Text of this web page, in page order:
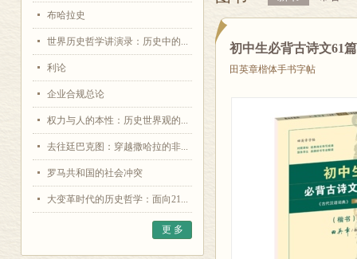
布哈拉史
世界历史哲学讲演录：历史中的...
利论
企业合规总论
权力与人的本性：历史世界观的...
去往廷巴克图：穿越撒哈拉的非...
罗马共和国的社会冲突
大变革时代的历史哲学：面向21...
更 多
初中生必背古诗文61
田英章楷体手书字帖